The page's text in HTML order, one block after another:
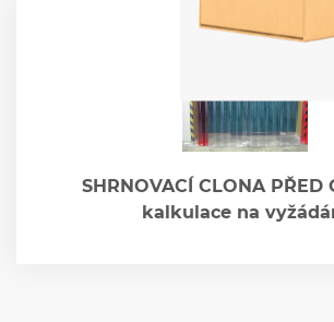
SHRNOVACÍ CLONA PŘED
kalkulace na